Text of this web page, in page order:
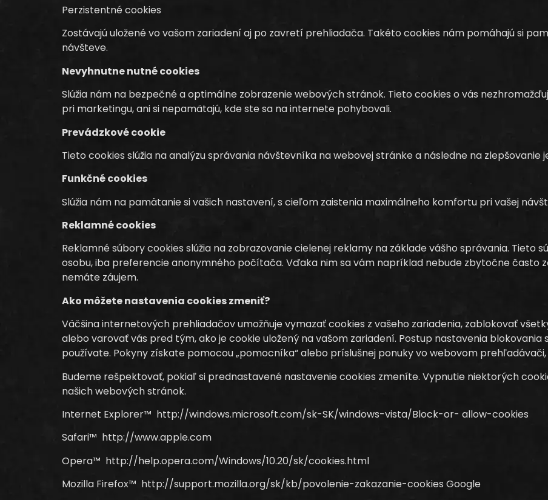
Perzistentné cookies
Zostávajú uložené vo vašom zariadení aj po zavretí prehliadača. Takéto cookies nám pomáhajú si
návšteve.
Nevyhnutne nutné cookies
Slúžia nám na bezpečné a optimálne zobrazenie webových stránok. Tieto cookies o vás
pri marketingu, ani si nepamätajú, kde ste sa na internete pohybovali.
Prevádzkové cookie
Tieto cookies slúžia na analýzu správania návštevníka na webovej stránke a následne na zlepšovanie
Funkčné cookies
Slúžia nám na pamätanie si vašich nastavení, s cieľom zaistenia maximálneho komfortu pri vašej
Reklamné cookies
Reklamné súbory cookies slúžia na zobrazovanie cielenej reklamy na základe vášho správania. Tieto
osobu, iba preferencie anonymného počítača. Vďaka nim sa vám napríklad nebude zbytočne často
nemáte záujem.
Ako môžete nastavenia cookies zmeniť?
Väčšina internetových prehliadačov umožňuje vymazať cookies z vašeho zariadenia, zablokovať
alebo varovať vás pred tým, ako je cookie uložený na vašom zariadení. Postup nastavenia
používate. Pokyny získate pomocou „pomocníka“ alebo príslušnej ponuky vo webovom
Budeme rešpektovať, pokiaľ si prednastavené nastavenie cookies zmeníte. Vypnutie niektorých
našich webových stránok.
Internet Explorer™ http://windows.microsoft.com/sk-SK/windows-vista/Block-or- allow-cookies
Safari™ http://www.apple.com
Opera™ http://help.opera.com/Windows/10.20/sk/cookies.html
Mozilla Firefox™ http://support.mozilla.org/sk/kb/povolenie-zakazanie-cookies Google